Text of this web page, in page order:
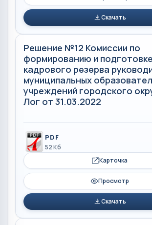
Скачать
Решение №12 Комиссии по
формированию и подготовке
кадрового резерва
муниципальных
учреждений городского
Лог от 31.03.2022
PDF
52 Кб
Карточка
Просмотр
Скачать